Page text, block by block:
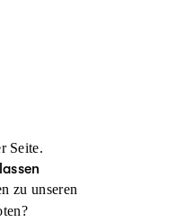
Seite.
zu unseren